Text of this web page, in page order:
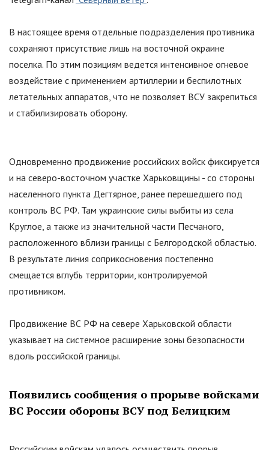
В настоящее время отдельные подразделения противника
сохраняют присутствие лишь на восточной окраине
поселка. По этим позициям ведется интенсивное огневое
воздействие с применением артиллерии и беспилотных
летательных аппаратов, что не позволяет ВСУ закрепиться
и стабилизировать оборону.
Одновременно продвижение российских войск фиксируется
и на северо-восточном участке Харьковщины - со стороны
населенного пункта Дегтярное, ранее перешедшего под
контроль ВС РФ. Там украинские силы выбиты из села
Круглое, а также из значительной части Песчаного,
расположенного вблизи границы с Белгородской областью.
В результате линия соприкосновения постепенно
смещается вглубь территории, контролируемой
противником.
Продвижение ВС РФ на севере Харьковской области
указывает на системное расширение зоны безопасности
вдоль российской границы.
Появились сообщения о прорыве войсками
ВС России обороны ВСУ под Белицким